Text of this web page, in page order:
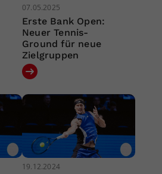
07.05.2025
Erste Bank Open:
Neuer Tennis-
Ground für neue
Zielgruppen
19.12.2024